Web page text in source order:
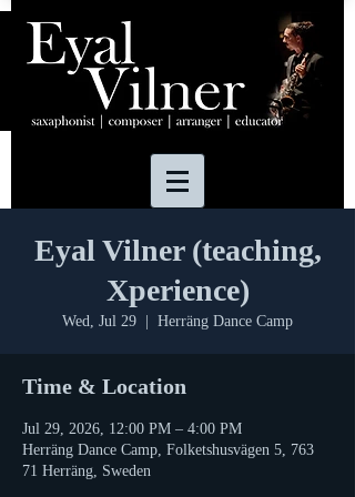
Eyal Vilner (teaching,
Xperience)
Wed, Jul 29 Herräng Dance Camp
Time & Location
Jul 29, 2026, 12:00 PM – 4:00 PM
Herräng Dance Camp, Folketshusvägen 5, 763
71 Herräng, Sweden